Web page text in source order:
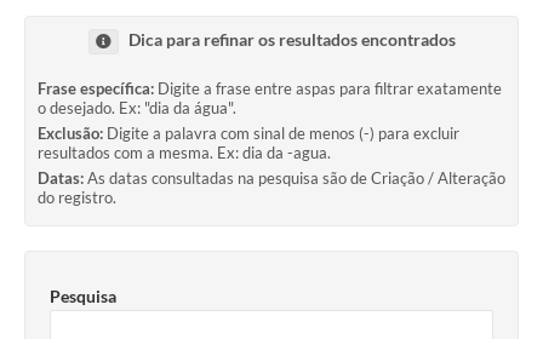
Dica para refinar os resultados encontrados
Frase específica: Digite a frase entre aspas para filtrar exatamente
o desejado. Ex: "dia da água".
Exclusão: Digite a palavra com sinal de menos (-) para excluir
resultados com a mesma. Ex: dia da -agua.
Datas:As datas consultadas na pesquisa são de Criação / Alteração
do registro.
Pesquisa